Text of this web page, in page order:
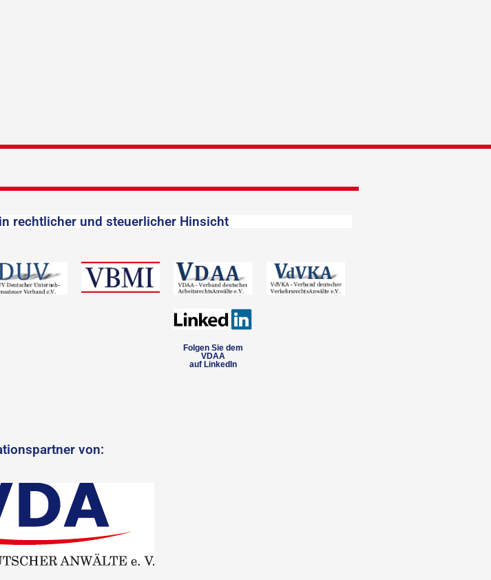
rechtlicher und steuerlicher Hinsicht
Folgen Sie dem
VDAA
auf LinkedIn
von: